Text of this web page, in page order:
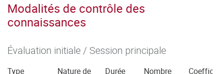
Modalités de contrôle des
connaissances
Évaluation initiale / Session principale
Type
Nature de
Durée
Nombre